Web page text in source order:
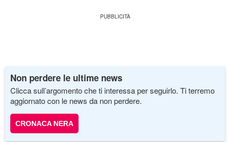
Non perdere le ultime news
Clicca sull’argomento che ti interessa per seguirlo. Ti terremo
aggiornato con le news da non perdere.
CRONACA NERA